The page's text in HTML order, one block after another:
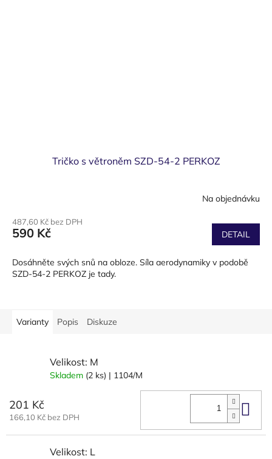
Tričko s větroněm SZD-54-2 PERKOZ
Na objednávku
487,60 Kč bez DPH
590 Kč DETAIL
Dosáhněte svých snů na obloze. Síla aerodynamiky v podobě
SZD-54-2 PERKOZ je tady.
Varianty Popis Diskuze
Velikost: M
Skladem (2 ks) | 1104/M
201 Kč
166,10 Kč bez DPH Do
Velikost: L